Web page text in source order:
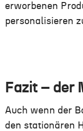
erworbenen
personalisieren
Fazit – der
Auch wenn der
den stationären